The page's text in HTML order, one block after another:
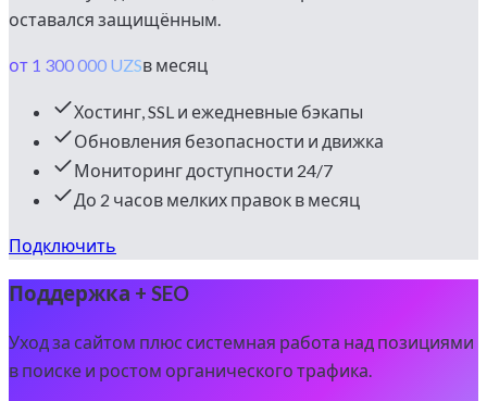
оставался защищённым.
от 1 300 000 UZSв месяц
Хостинг, SSL и ежедневные бэкапы
Обновления безопасности и движка
Мониторинг доступности 24/7
До 2 часов мелких правок в месяц
Подключить
Поддержка + SEO
Уход за сайтом плюс системная работа над позициями
в поиске и ростом органического трафика.